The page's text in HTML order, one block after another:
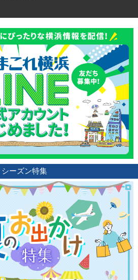
シーズン特集